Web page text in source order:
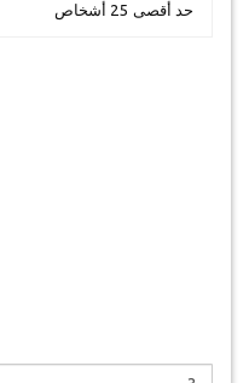
حد أقصى 25 أشخاص